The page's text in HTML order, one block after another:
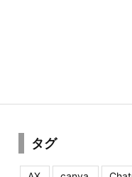
タグ